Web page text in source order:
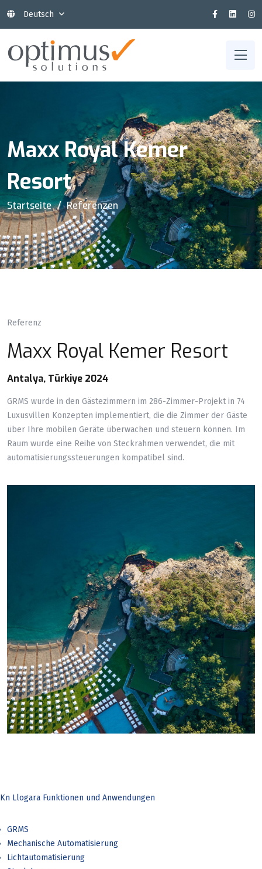
Deutsch
Maxx Royal Kemer
Resort
Startseite Referenzen
Referenz
Maxx Royal Kemer Resort
Antalya, Türkiye 2024
GRMS wurde in den Gästezimmern im 286-Zimmer-Projekt in 74
Luxusvillen Konzepten implementiert, die die Zimmer der Gäste
über Ihre mobilen Geräte überwachen und steuern können. Im
Raum wurde eine Reihe von Steckrahmen verwendet, die mit
automatisierungssteuerungen kompatibel sind.
Kn Llogara Funktionen und Anwendungen
GRMS
Mechanische Automatisierung
Lichtautomatisierung